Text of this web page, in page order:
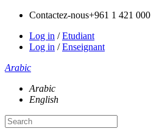
Contactez-nous+961 1 421 000
Log in /Etudiant
Log in /Enseignant
Arabic
Arabic
English